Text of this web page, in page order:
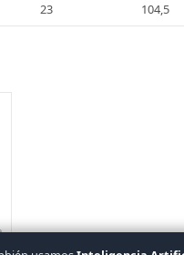
23 104,5